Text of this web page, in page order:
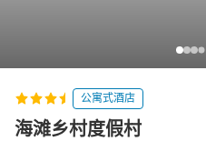
公寓式酒店
海滩乡村度假村